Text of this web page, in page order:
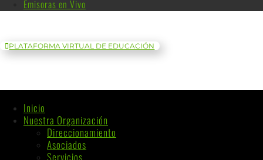
Emisoras en Vivo
PLATAFORMA VIRTUAL DE EDUCACIÓN
Inicio
Nuestra Organización
Direccionamiento
Asociados
Servicios